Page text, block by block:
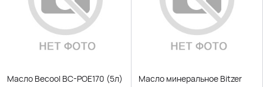
Масло Becool BC-POE170 (5л)
Масло минеральное Bitzer